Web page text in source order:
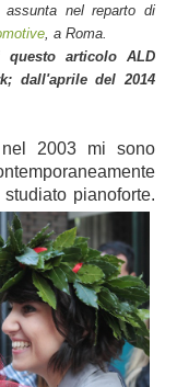
nel reparto di
, a Roma.
articolo ALD
dall'aprile del 2014
2003 mi sono
pianoforte.